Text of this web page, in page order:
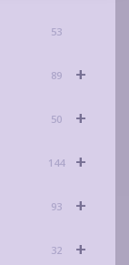
53
+
89
+
50
+
144
+
93
+
32